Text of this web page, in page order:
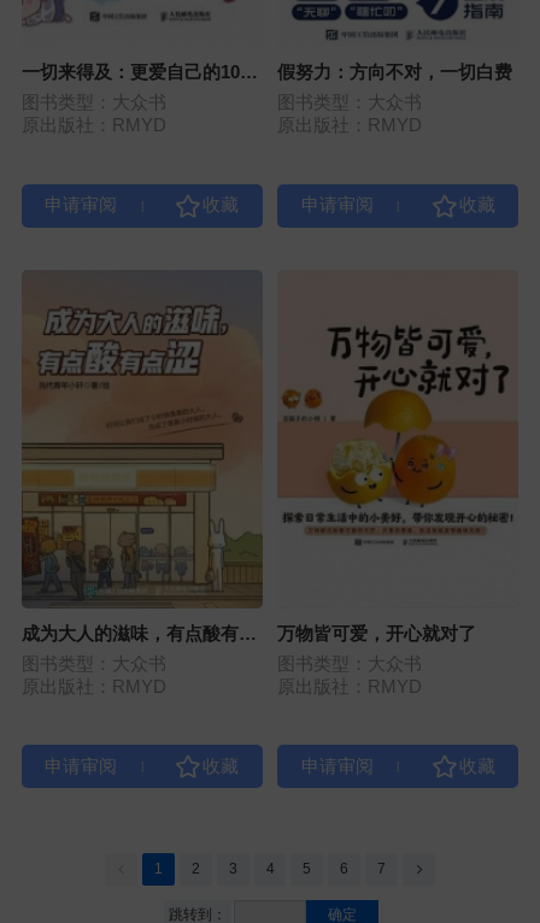
一切来得及：更爱自己的100
种方式
图书类型：大众书
原出版社：RMYD
假努力：方向不对，一切白费
图书类型：大众书
原出版社：RMYD
成为大人的滋味，有点酸有点
涩
图书类型：大众书
原出版社：RMYD
万物皆可爱，开心就对了
图书类型：大众书
原出版社：RMYD
1 2 3 4 5 6 7
跳转到： 确定